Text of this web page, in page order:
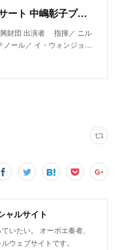
2016 群馬交響楽団 県民コンサート 中嶋彰子プロデュース「歌の力」”みんなで作るオペラの世界” | 群馬交響楽団
財団 出演者 指揮／ ニル
ール／ イ・ウォンジョ…
ャルサイト
いたい。 オーボエ奏者、
ウェブサイトです。